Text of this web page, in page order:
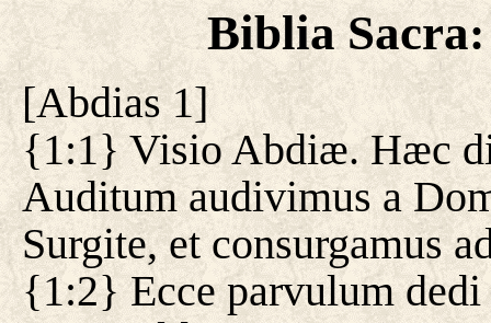
Biblia Sacra
[Abdias 1]
{1:1} Visio Abdiæ. Hæc
Auditum audivimus a
Surgite, et consurgamus
{1:2} Ecce parvulum